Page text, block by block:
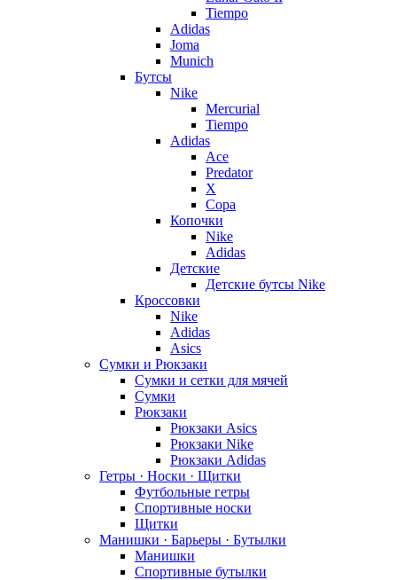
Tiempo
Adidas
Joma
Munich
Бутсы
Nike
Mercurial
Tiempo
Adidas
Ace
Predator
X
Copa
Копочки
Nike
Adidas
Детские
Детские бутсы Nike
Кроссовки
Nike
Adidas
Asics
Сумки и Рюкзаки
Сумки и сетки для мячей
Сумки
Рюкзаки
Рюкзаки Asics
Рюкзаки Nike
Рюкзаки Adidas
Гетры · Носки · Щитки
Футбольные гетры
Спортивные носки
Щитки
Манишки · Барьеры · Бутылки
Манишки
Спортивные бутылки